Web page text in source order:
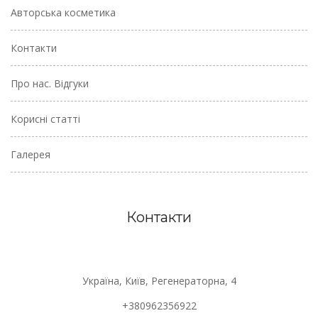
Авторська косметика
Контакти
Про нас. Відгуки
Корисні статті
Галерея
Контакти
Україна, Київ, Регенераторна, 4
+380962356922